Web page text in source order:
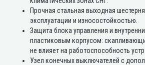
Прочная стальная выходная
эксплуатации и износостойкостью.
Защита блока управления и
пластиковым корпусом:
не влияет на работоспособность
Узел конечных выключателей с